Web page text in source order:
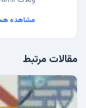
مشاهده
مقالات مرتبط